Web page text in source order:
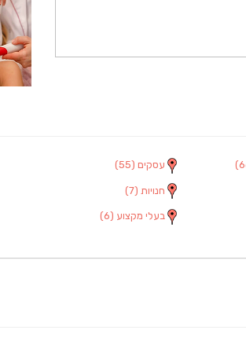
עסקים (55)
חנויות (7)
בעלי מקצוע (6)